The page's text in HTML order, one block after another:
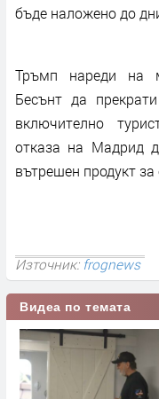
бъде наложено до
Тръмп нареди на
Бесънт да
включително
отказа на Мадрид
вътрешен продукт за
Източник:frognews
Видеа по темата